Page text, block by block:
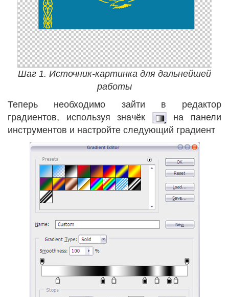
Шаг 1. Источник-картинка для дальнейшей
работы
Теперь необходимо зайти в редактор
градиентов, используя значёк
на панели
инструментов и настройте следующий градиент